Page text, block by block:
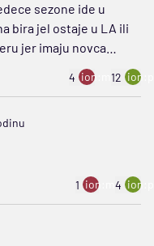
sezone ide u
bira jel ostaje u LA ili
jer imaju novca…
4 ion:minus
12
1 ion:minus
4